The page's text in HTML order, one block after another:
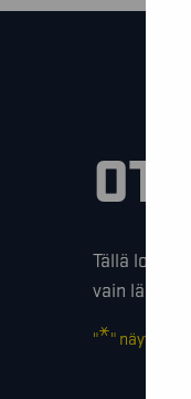
Tällä
vain
"*" näyttää